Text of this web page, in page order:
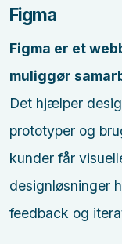
Figma
Figma er et
muliggør
Det hjælper
prototyper og
kunder får
designløsninger
feedback og